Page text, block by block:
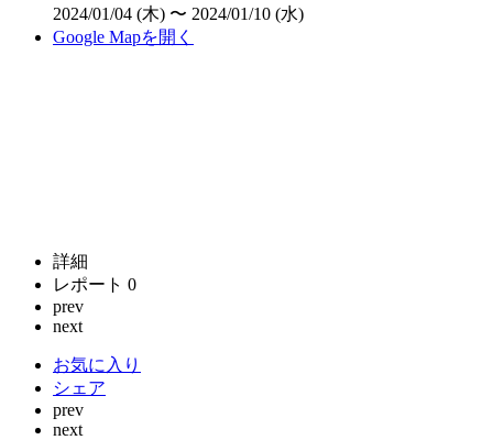
2024/01/04 (木) 〜 2024/01/10 (水)
Google Mapを開く
詳細
レポート 0
prev
next
お気に入り
シェア
prev
next